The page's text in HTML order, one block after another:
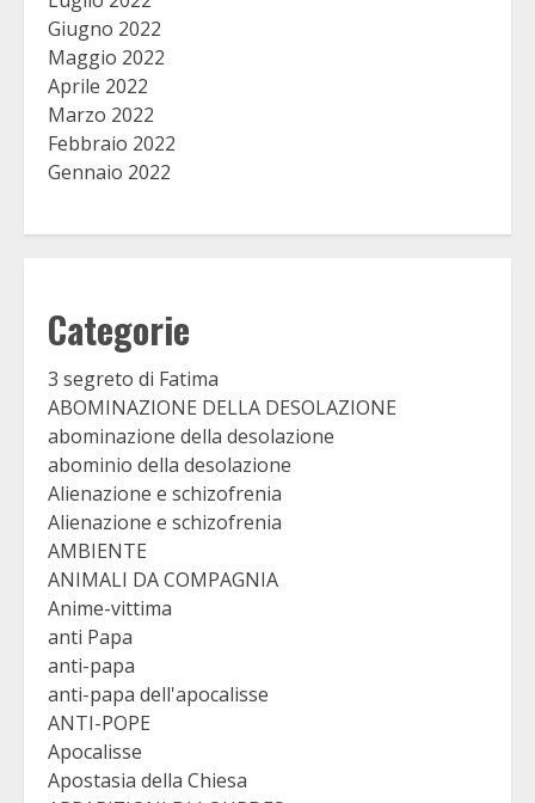
Giugno 2022
Maggio 2022
Aprile 2022
Marzo 2022
Febbraio 2022
Gennaio 2022
Categorie
3 segreto di Fatima
ABOMINAZIONE DELLA DESOLAZIONE
abominazione della desolazione
abominio della desolazione
Alienazione e schizofrenia
Alienazione e schizofrenia
AMBIENTE
ANIMALI DA COMPAGNIA
Anime-vittima
anti Papa
anti-papa
anti-papa dell'apocalisse
ANTI-POPE
Apocalisse
Apostasia della Chiesa